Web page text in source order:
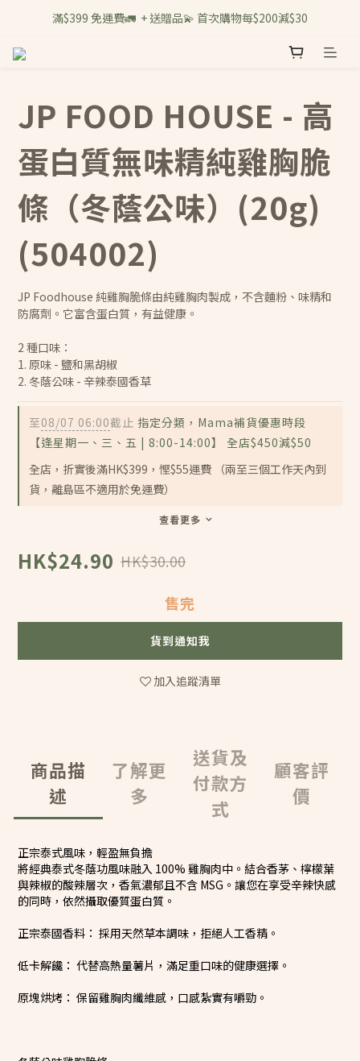
滿$399 免運費🚛  + 送贈品💫 首次購物每$200減$30
JP FOOD HOUSE - 高
蛋白質無味精純雞胸脆
條（冬蔭公味）(20g)
(504002)
JP Foodhouse 純雞胸脆條由純雞胸肉製成，不含麵粉、味精和
防腐劑。它富含蛋白質，有益健康。
2 種口味：
1. 原味 - 鹽和黑胡椒
2. 冬蔭公味 - 辛辣泰國香草
至08/07 06:00截止 指定分類，Mama補貨優惠時段
【逢星期一、三、五 | 8:00-14:00】 全店$450減$50
全店，折實後滿HK$399，慳$55運費 （兩至三個工作天內到
貨，離島區不適用於免運費）
查看更多
HK$24.90 HK$30.00
售完
貨到通知我
加入追蹤清單
商品描
述
了解更
多
送貨及
付款方
式
顧客評
價
正宗泰式風味，輕盈無負擔
將經典泰式冬蔭功風味融入 100% 雞胸肉中。結合香茅、檸檬葉
與辣椒的酸辣層次，香氣濃郁且不含 MSG。讓您在享受辛辣快感
的同時，依然攝取優質蛋白質。
正宗泰國香料： 採用天然草本調味，拒絕人工香精。
低卡解饞： 代替高熱量薯片，滿足重口味的健康選擇。
原塊烘烤： 保留雞胸肉纖維感，口感紮實有嚼勁。